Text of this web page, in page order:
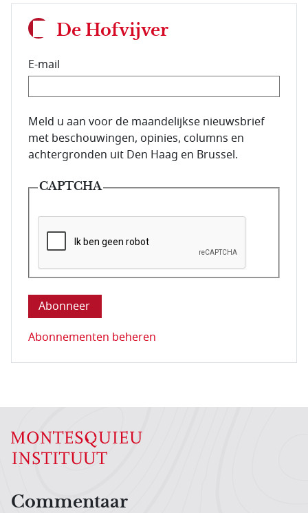
De Hofvijver
E-mail
E-mailadres van de abonnee.
Meld u aan voor de maandelijkse nieuwsbrief
met beschouwingen, opinies, columns en
achtergronden uit Den Haag en Brussel.
CAPTCHA
Deze vraag is om te controleren dat u een mens
Abonnementen beheren
Hoofdnavigatiemenu
Commentaar